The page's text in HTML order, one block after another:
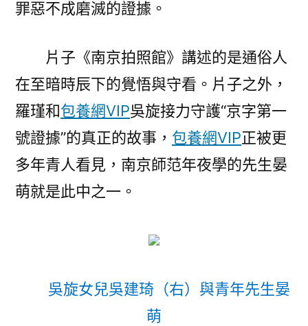
罪惡不成磨滅的證據。
片子《南京拍照館》講述的是通俗人
在至暗時辰下的覺悟與守看。片子之外，
羅瑾和包養網VIP吳旋接力守護“京字第一
號證據”的真正的故事， 包養網VIP正被更
多年青人看見，南京師范年夜學的先生晏
萌就是此中之一。
吳旋女兒吳建琦（右）與青年先生晏
萌